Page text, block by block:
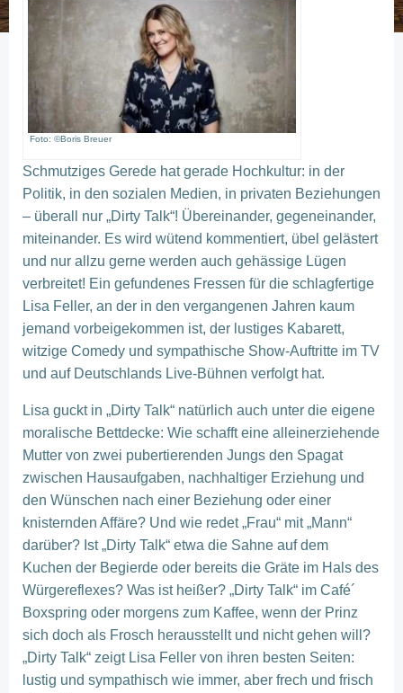
Foto: ©Boris Breuer
Schmutziges Gerede hat gerade Hochkultur: in der
Politik, in den sozialen Medien, in privaten Beziehungen
– überall nur „Dirty Talk“! Übereinander, gegeneinander,
miteinander. Es wird wütend kommentiert, übel gelästert
und nur allzu gerne werden auch gehässige Lügen
verbreitet! Ein gefundenes Fressen für die schlagfertige
Lisa Feller, an der in den vergangenen Jahren kaum
jemand vorbeigekommen ist, der lustiges Kabarett,
witzige Comedy und sympathische Show-Auftritte im TV
und auf Deutschlands Live-Bühnen verfolgt hat.
Lisa guckt in „Dirty Talk“ natürlich auch unter die eigene
moralische Bettdecke: Wie schafft eine alleinerziehende
Mutter von zwei pubertierenden Jungs den Spagat
zwischen Hausaufgaben, nachhaltiger Erziehung und
den Wünschen nach einer Beziehung oder einer
knisternden Affäre? Und wie redet „Frau“ mit „Mann“
darüber? Ist „Dirty Talk“ etwa die Sahne auf dem
Kuchen der Begierde oder bereits die Gräte im Hals des
Würgereflexes? Was ist heißer? „Dirty Talk“ im Café´
Boxspring oder morgens zum Kaffee, wenn der Prinz
sich doch als Frosch herausstellt und nicht gehen will?
„Dirty Talk“ zeigt Lisa Feller von ihren besten Seiten:
lustig und sympathisch wie immer, aber frech und frisch